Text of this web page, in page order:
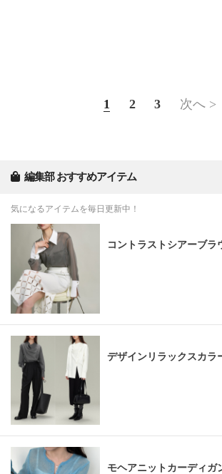
1 2 3 次へ >
編集部 おすすめアイテム
気になるアイテムを毎日更新中！
コントラストシアーブラ
デザインリラックスカラ
モヘアニットカーディガ